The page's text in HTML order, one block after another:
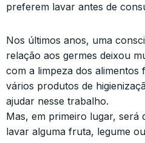
preferem lavar antes de
Nos últimos anos, uma
relação aos germes deixou
com a limpeza dos
vários produtos de
ajudar nesse trabalho.
Mas, em primeiro lugar, será
lavar alguma fruta, legume